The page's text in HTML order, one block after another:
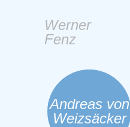
Werner
Fenz
Springe
zum
Andreas von
Weizsäcker